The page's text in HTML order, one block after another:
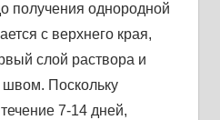
получения однородной
с верхнего края,
слой раствора и
швом. Поскольку
7-14 дней,